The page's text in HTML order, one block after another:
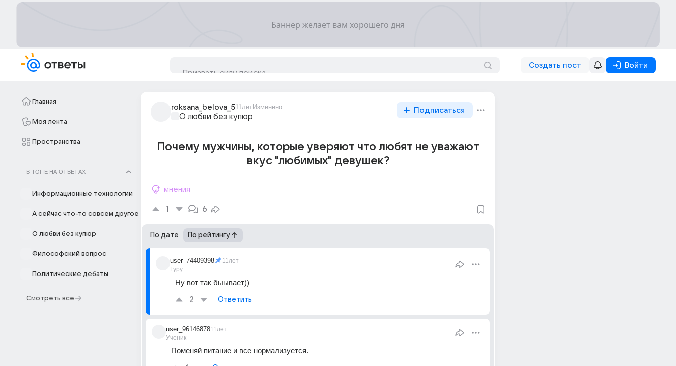
Создать пост Войти
Главная
Моя лента
Пространства
В ТОПЕ НА ОТВЕТАХ
Информационные технологии
А сейчас что-то совсем другое
О любви без купюр
Философский вопрос
Политические дебаты
Смотреть все
roksana_belova_511летИзменено
О любви без купюр
Подписаться
Почему мужчины, которые уверяют что любят не уважают
вкус "любимых" девушек?
мнения
1 6
По дате По рейтингу
user_74409398
Гуру
11лет
Ну вот так быывает))
2 Ответить
user_96146878
Ученик
11лет
Поменяй питание и все нормализуется.